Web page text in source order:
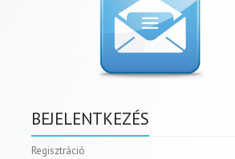
BEJELENTKEZÉS
Regisztráció